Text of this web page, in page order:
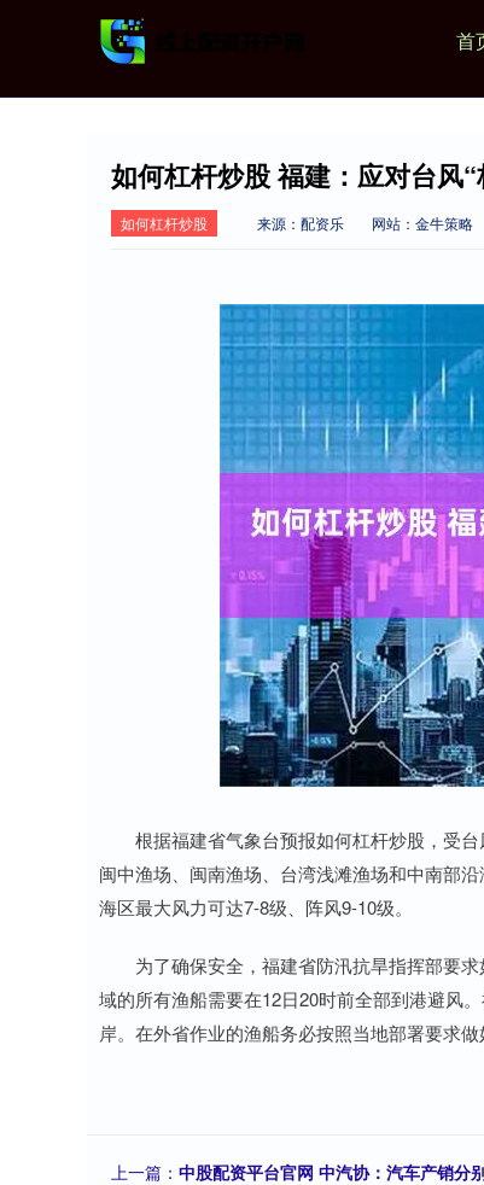
首
如何杠杆炒股 福建：应对台风
如何杠杆炒股 来源：配资乐 网站：金牛策略
根据福建省气象台预报如何杠杆炒股，受台
闽中渔场、闽南渔场、台湾浅滩渔场和中南部
海区最大风力可达7-8级、阵风9-10级。
为了确保安全，福建省防汛抗旱指挥部要求
域的所有渔船需要在12日20时前全部到港避风
岸。在外省作业的渔船务必按照当地部署要求做
上一篇： 中股配资平台官网 中汽协：汽车产销分